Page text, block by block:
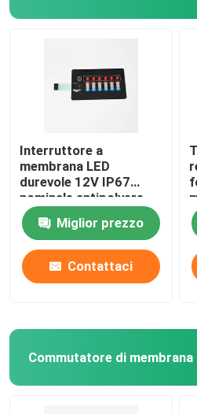
Interruttore a
membrana LED
durevole 12V IP67
nominale antipolvere
impermeabile
Miglior prezzo
Contattaci